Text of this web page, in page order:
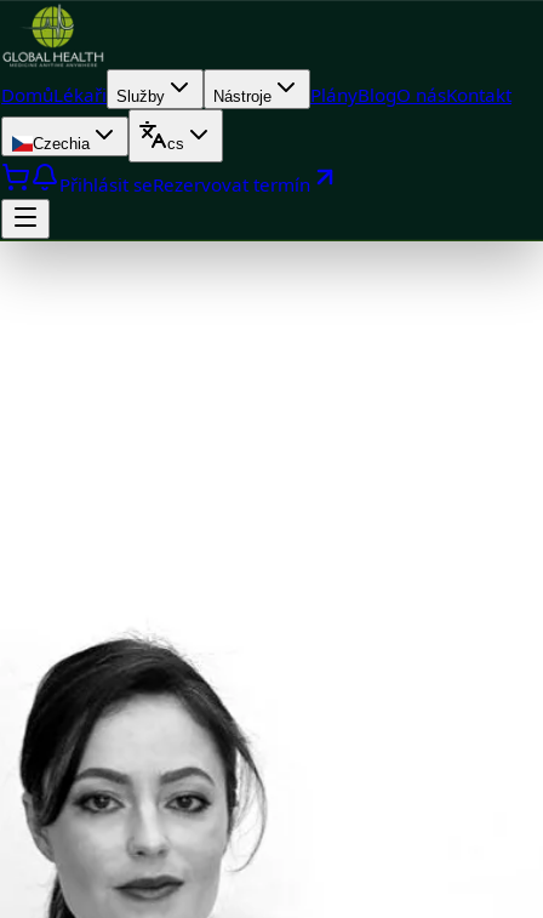
DomůLékaři Služby Nástroje PlányBlogO násKontakt
Czechia cs
Přihlásit seRezervovat termín
Doctor
++
Zpět na tým v Czechia